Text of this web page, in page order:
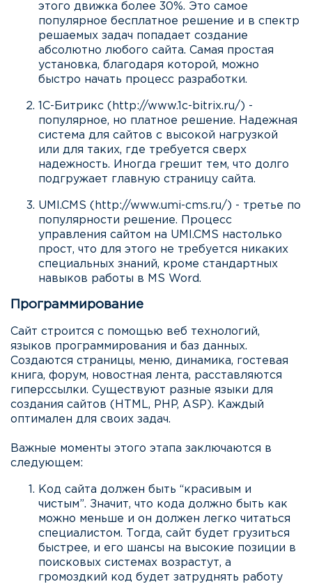
этого движка более 30%. Это самое
популярное бесплатное решение и в спектр
решаемых задач попадает создание
абсолютно любого сайта. Самая простая
установка, благодаря которой, можно
быстро начать процесс разработки.
1С-Битрикс ( http://www.1c-bitrix.ru/) -
популярное, но платное решение. Надежная
система для сайтов с высокой нагрузкой
или для таких, где требуется сверх
надежность. Иногда грешит тем, что долго
подгружает главную страницу сайта.
UMI.CMS ( http://www.umi-cms.ru/) - третье по
популярности решение. Процесс
управления сайтом на UMI.CMS настолько
прост, что для этого не требуется никаких
специальных знаний, кроме стандартных
навыков работы в MS Word.
Программирование
Сайт строится с помощью веб технологий,
языков программирования и баз данных.
Создаются страницы, меню, динамика, гостевая
книга, форум, новостная лента, расставляются
гиперссылки. Существуют разные языки для
создания сайтов (HTML, PHP, ASP). Каждый
оптимален для своих задач.
Важные моменты этого этапа заключаются в
следующем:
Код сайта должен быть “красивым и
чистым”. Значит, что кода должно быть как
можно меньше и он должен легко читаться
специалистом. Тогда, сайт будет грузиться
быстрее, и его шансы на высокие позиции в
поисковых системах возрастут, а
громоздкий код будет затруднять работу